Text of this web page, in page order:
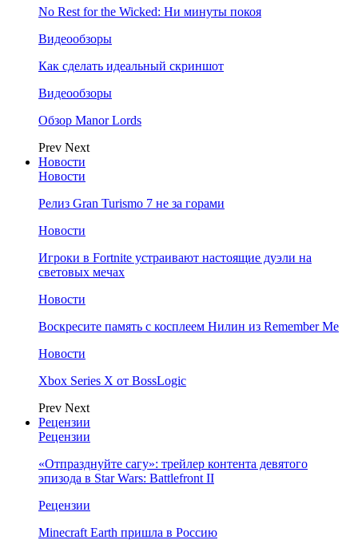
No Rest for the Wicked: Ни минуты покоя
Видеообзоры
Как сделать идеальный скриншот
Видеообзоры
Обзор Manor Lords
Prev Next
Новости
Новости
Релиз Gran Turismo 7 не за горами
Новости
Игроки в Fortnite устраивают настоящие дуэли на
световых мечах
Новости
Воскресите память с косплеем Нилин из Remember Me
Новости
Xbox Series X от BossLogic
Prev Next
Рецензии
Рецензии
«Отпразднуйте сагу»: трейлер контента девятого
эпизода в Star Wars: Battlefront II
Рецензии
Minecraft Earth пришла в Россию